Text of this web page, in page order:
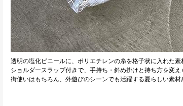
透明の塩化ビニールに、ポリエチレンの糸を格子状に入れた素
ショルダースラップ付きで、手持ち・斜め掛けと持ち方を変え
街使いはもちろん、外遊びのシーンでも活躍する夏らしい素材